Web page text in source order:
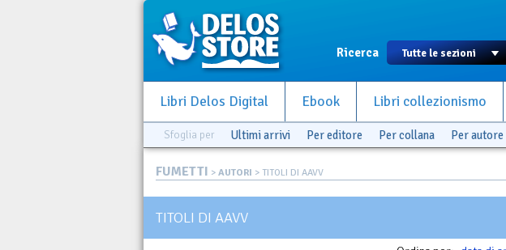
Ricerca
Libri Delos Digital Ebook Libri collezionismo
Sfoglia per Ultimi arrivi Per editore Per collana Per autore
FUMETTI > AUTORI > TITOLI DI AAVV
TITOLI DI AAVV